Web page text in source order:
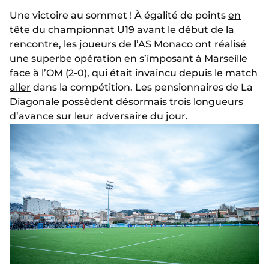
Une victoire au sommet ! À égalité de points en
tête du championnat U19 avant le début de la
rencontre, les joueurs de l’AS Monaco ont réalisé
une superbe opération en s’imposant à Marseille
face à l’OM (2-0), qui était invaincu depuis le match
aller dans la compétition. Les pensionnaires de La
Diagonale possèdent désormais trois longueurs
d’avance sur leur adversaire du jour.